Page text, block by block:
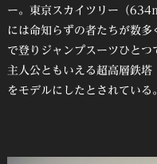
ー。東京スカイツリー（634
には命知らずの者たちが数
で登りジャンプスーツひと
主人公ともいえる超高層鉄
をモデルにしたとされている。